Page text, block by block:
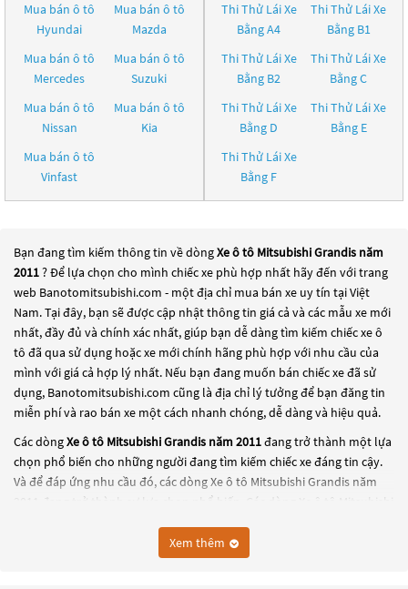
Mua bán ô tô
Hyundai
Mua bán ô tô
Mazda
Mua bán ô tô
Mercedes
Mua bán ô tô
Suzuki
Mua bán ô tô
Nissan
Mua bán ô tô
Kia
Mua bán ô tô
Vinfast
Thi Thử Lái Xe
Bằng A4
Thi Thử Lái Xe
Bằng B1
Thi Thử Lái Xe
Bằng B2
Thi Thử Lái Xe
Bằng C
Thi Thử Lái Xe
Bằng D
Thi Thử Lái Xe
Bằng E
Thi Thử Lái Xe
Bằng F
Bạn đang tìm kiếm thông tin về dòngXe ô tô Mitsubishi Grandis năm
2011? Để lựa chọn cho mình chiếc xe phù hợp nhất hãy đến với trang
web Banotomitsubishi.com - một địa chỉ mua bán xe uy tín tại Việt
Nam. Tại đây, bạn sẽ được cập nhật thông tin giá cả và các mẫu xe mới
nhất, đầy đủ và chính xác nhất, giúp bạn dễ dàng tìm kiếm chiếc xe ô
tô đã qua sử dụng hoặc xe mới chính hãng phù hợp với nhu cầu của
mình với giá cả hợp lý nhất. Nếu bạn đang muốn bán chiếc xe đã sử
dụng, Banotomitsubishi.com cũng là địa chỉ lý tưởng để bạn đăng tin
miễn phí và rao bán xe một cách nhanh chóng, dễ dàng và hiệu quả.
Các dòngXe ô tô Mitsubishi Grandis năm 2011đang trở thành một lựa
chọn phổ biến cho những người đang tìm kiếm chiếc xe đáng tin cậy.
Và để đáp ứng nhu cầu đó, các dòngXe ô tô Mitsubishi Grandis năm
đang trở thành sự lựa chọn phổ biến. Các dòng
cấp, hoặc là các dòng xe mới với thiết kế hiện đại và công nghệ tiên
Xe ô tô Mitsubishi Grandis năm 2011
Xem thêm